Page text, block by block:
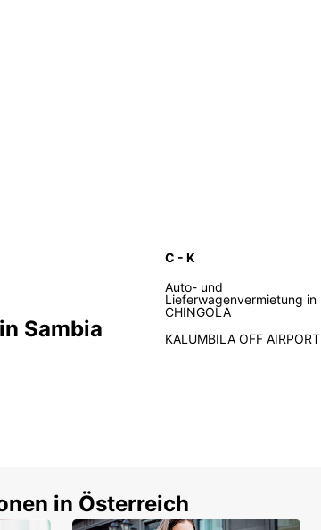
Sambia
C - K
Auto- und
Lieferwagenvermietung in
CHINGOLA
KALUMBILA OFF AIRPORT
in Österreich